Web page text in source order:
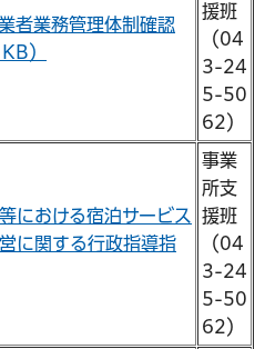
者業務管理体制確認
）
援班
（04
3-24
5-50
62）
における宿泊サービス
に関する行政指導指
事業
所支
援班
（04
3-24
5-50
62）